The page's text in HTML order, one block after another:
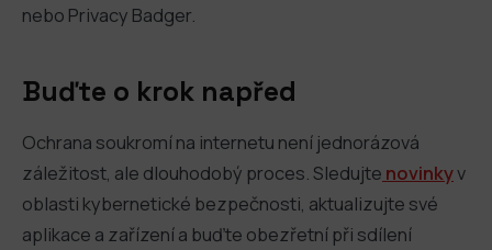
nebo Privacy Badger.
Buďte o krok napřed
Ochrana soukromí na internetu není jednorázová
záležitost, ale dlouhodobý proces. Sledujte novinkyv
oblasti kybernetické bezpečnosti, aktualizujte své
aplikace a zařízení a buďte obezřetní při sdílení